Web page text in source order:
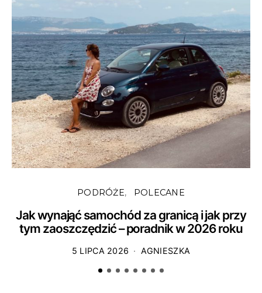
PODRÓŻE POLECANE
Jak wynająć samochód za granicą i jak przy
tym zaoszczędzić – poradnik w 2026 roku
5 LIPCA 2026 AGNIESZKA